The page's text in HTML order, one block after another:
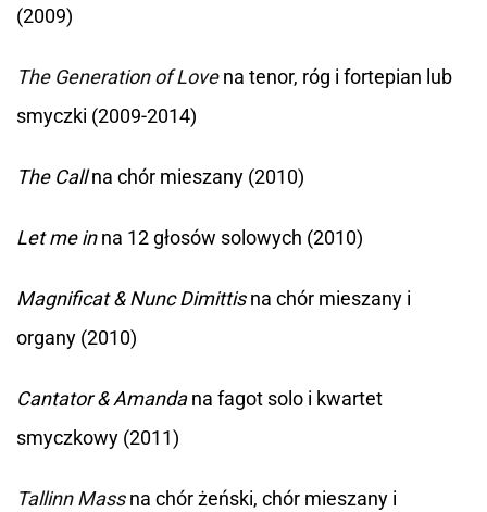
(2009)
The Generation of Lovena tenor, róg i fortepian lub
smyczki (2009-2014)
The Callna chór mieszany (2010)
Let me inna 12 głosów solowych (2010)
Magnificat & Nunc Dimittisna chór mieszany i
organy (2010)
Cantator & Amandana fagot solo i kwartet
smyczkowy (2011)
Tallinn Massna chór żeński, chór mieszany i